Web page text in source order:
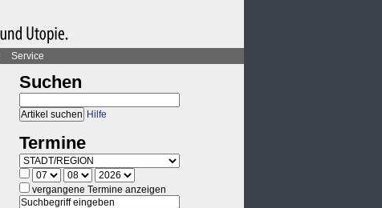
Service
Suchen
Hilfe
Termine
vergangene Termine anzeigen